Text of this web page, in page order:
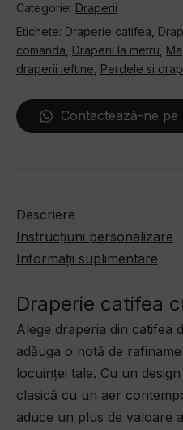
Categorie: Draperii
Etichete: Draperie catifea
comanda Draperii la metru
draperii ieftine Perdele si
Contactează-ne pe
Descriere
Instrucțiuni personalizare
Informații suplimentare
Draperie catifea
Alege draperia din catifea
adăuga o notă de
locuinței tale. Cu un
clasică cu un aer
aduce un plus de valoare